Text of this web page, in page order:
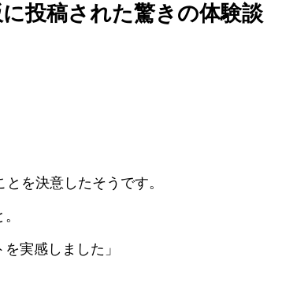
投稿された驚きの体験談
を決意したそうです。
実感しました」